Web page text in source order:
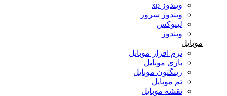
ویندوز xp
ویندوز سرور
لینوکس
ویندوز
موبایل
نرم افزار موبایل
بازی موبایل
رینگتون موبایل
تم موبایل
نقشه موبایل